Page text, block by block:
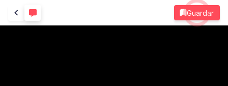
Guardar